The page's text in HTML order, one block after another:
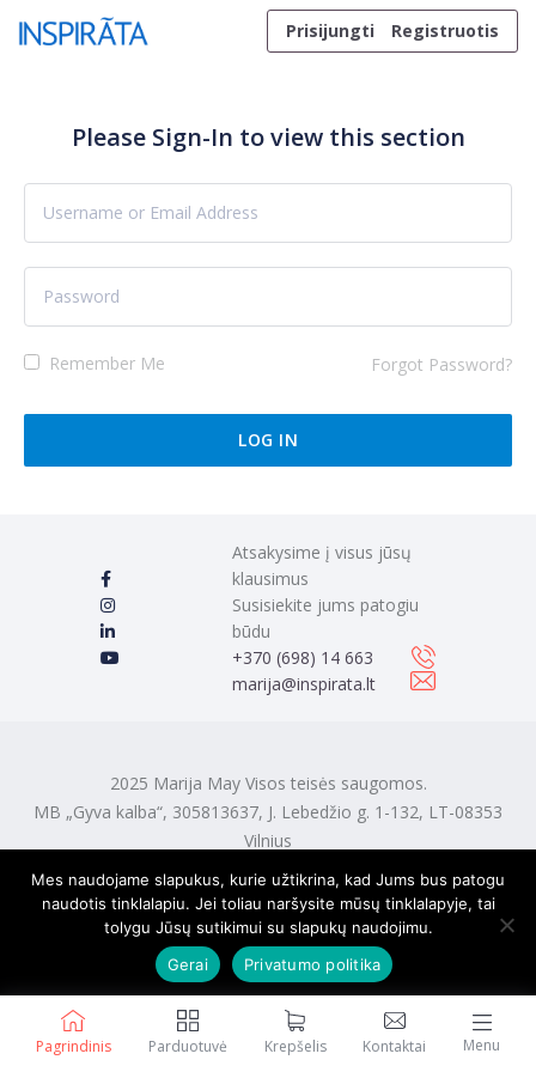
Skip to content
Prisijungti
Registruotis
Pagrindinis Parduotuvė Krepšelis Kontaktai Menu
Please Sign-In to view this section
Remember Me Forgot Password?
Atsakysime į visus jūsų
klausimus
Susisiekite jums patogiu
būdu
‭+370 (698) 14 663
marija@inspirata.lt
2025 Marija May Visos teisės saugomos.
MB „Gyva kalba“, 305813637, J. Lebedžio g. 1-132, LT-08353
Vilnius
Mes naudojame slapukus, kurie užtikrina, kad Jums bus patogu
naudotis tinklalapiu. Jei toliau naršysite mūsų tinklalapyje, tai
tolygu Jūsų sutikimui su slapukų naudojimu.
Gerai
Privatumo politika